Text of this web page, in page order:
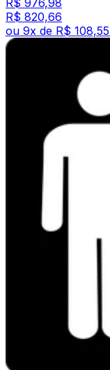
R$ 820,66
ou 9x de R$ 108,55